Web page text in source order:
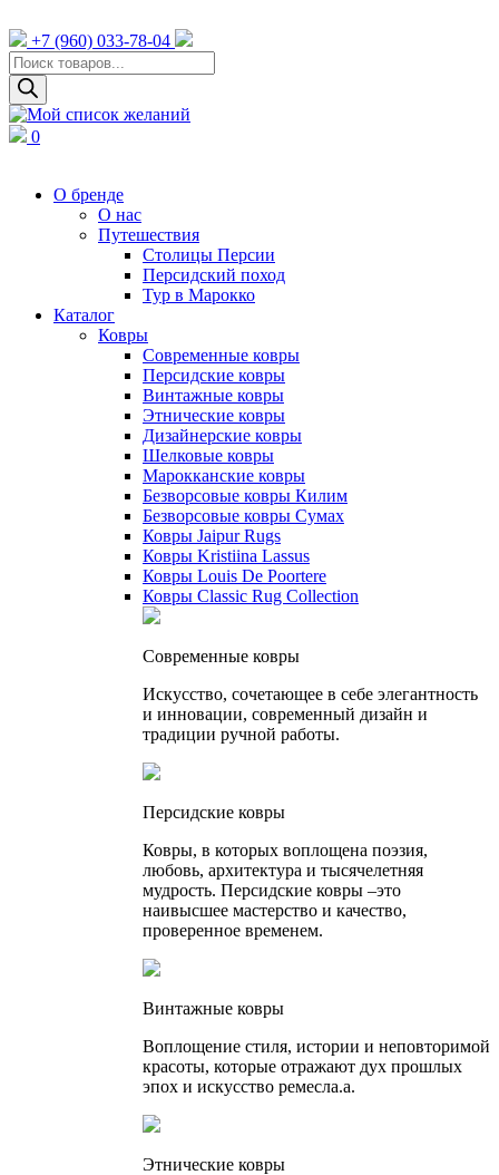
+7 (960) 033-78-04
Поиск
товаров
0
О бренде
О нас
Путешествия
Столицы Персии
Персидский поход
Тур в Марокко
Каталог
Ковры
Cовременные ковры
Персидские ковры
Винтажные ковры
Этнические ковры
Дизайнерские ковры
Шелковые ковры
Марокканские ковры
Безворсовые ковры Килим
Безворсовые ковры Сумах
Ковры Jaipur Rugs
Ковры Kristiina Lassus
Ковры Louis De Poortere
Ковры Classic Rug Collection
Cовременные ковры
Искусство, сочетающее в себе элегантность
и инновации, современный дизайн и
традиции ручной работы.
Персидские ковры
Ковры, в которых воплощена поэзия,
любовь, архитектура и тысячелетняя
мудрость. Персидские ковры –это
наивысшее мастерство и качество,
проверенное временем.
Винтажные ковры
Воплощение стиля, истории и неповторимой
красоты, которые отражают дух прошлых
эпох и искусство ремесла.а.
Этнические ковры